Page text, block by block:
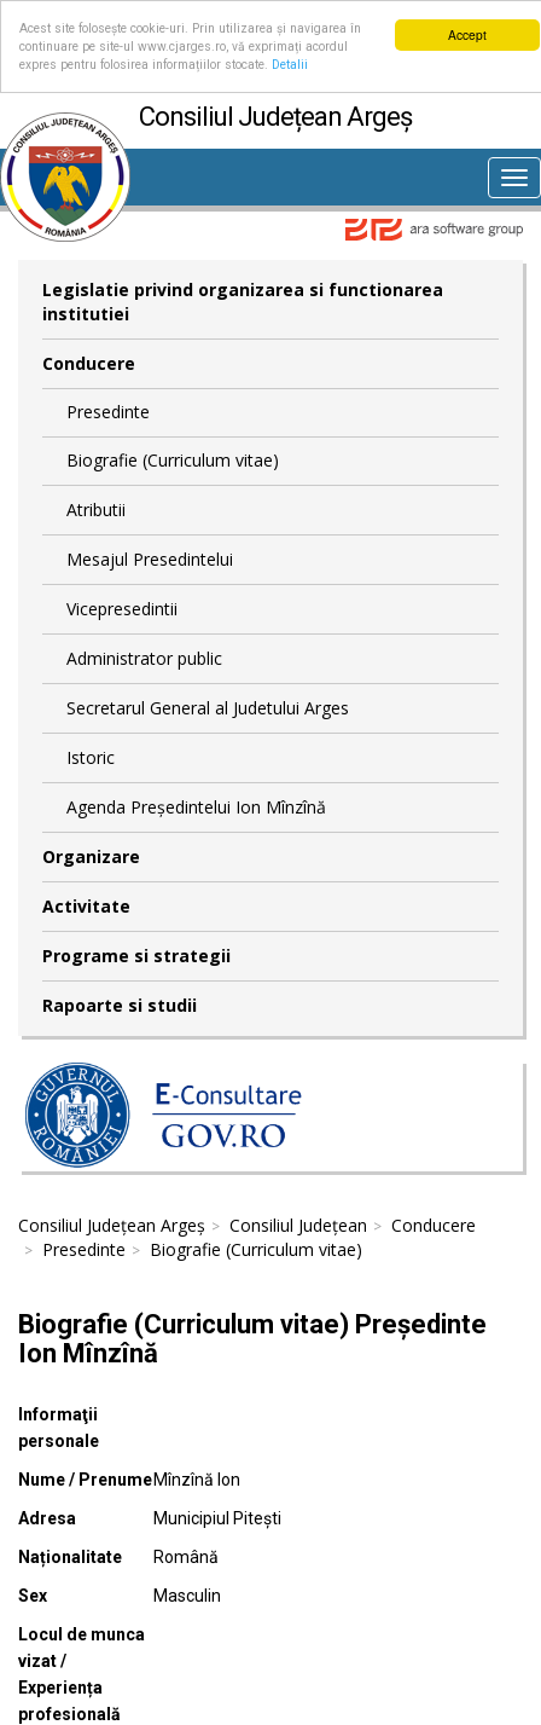
Accept
Acest site folosește cookie-uri. Prin utilizarea și navigarea în
continuare pe site-ul www.cjarges.ro, vă exprimați acordul
expres pentru folosirea informațiilor stocate.
Detalii
Consiliul Județean Argeș
Legislatie privind organizarea si functionarea
institutiei
Conducere
Presedinte
Biografie (Curriculum vitae)
Atributii
Mesajul Presedintelui
Vicepresedintii
Administrator public
Secretarul General al Judetului Arges
Istoric
Agenda Președintelui Ion Mînzînă
Organizare
Activitate
Programe si strategii
Rapoarte si studii
Consiliul Județean Argeș Consiliul Județean
Conducere
Presedinte
Biografie (Curriculum vitae)
Biografie (Curriculum vitae) Președinte
Ion Mînzînă
Informaţii
personale
Nume / PrenumeMînzînă Ion
Adresa
Municipiul Pitești
Naționalitate
Română
Sex
Masculin
Locul de munca
vizat /
Experiența
profesională